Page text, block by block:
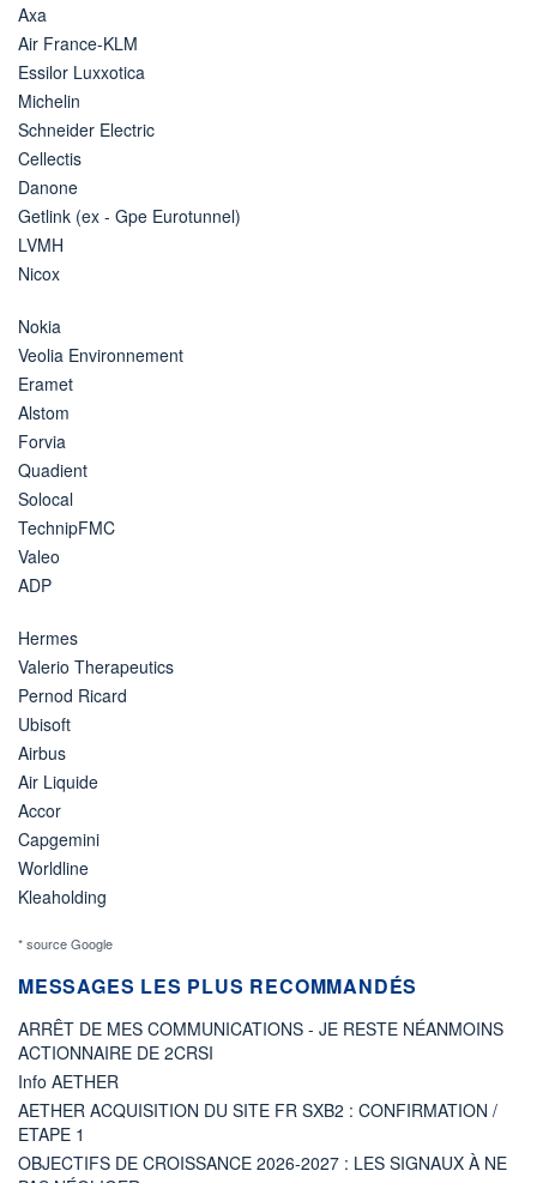
Axa
Air France-KLM
Essilor Luxxotica
Michelin
Schneider Electric
Cellectis
Danone
Getlink (ex - Gpe Eurotunnel)
LVMH
Nicox
Nokia
Veolia Environnement
Eramet
Alstom
Forvia
Quadient
Solocal
TechnipFMC
Valeo
ADP
Hermes
Valerio Therapeutics
Pernod Ricard
Ubisoft
Airbus
Air Liquide
Accor
Capgemini
Worldline
Kleaholding
* source Google
MESSAGES LES PLUS RECOMMANDÉS
ARRÊT DE MES COMMUNICATIONS - JE RESTE NÉANMOINS
ACTIONNAIRE DE 2CRSI
Info AETHER
AETHER ACQUISITION DU SITE FR SXB2 : CONFIRMATION /
ETAPE 1
OBJECTIFS DE CROISSANCE 2026-2027 : LES SIGNAUX À NE